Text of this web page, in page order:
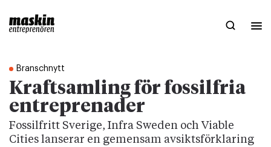
Branschnytt
Kraftsamling för fossilfria
entreprenader
Fossilfritt Sverige, Infra Sweden och Viable
Cities lanserar en gemensam avsiktsförklaring